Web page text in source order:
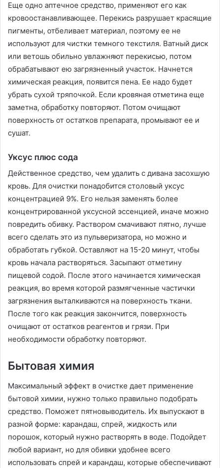
Еще одно аптечное средство, применяют его как
кровоостанавливающее. Перекись разрушает красящие
пигменты, отбеливает материал, поэтому ее не
используют для чистки темного текстиля. Ватный диск
или ветошь обильно увлажняют перекисью, потом
обрабатывают ею загрязненный участок. Начнется
химическая реакция, появится пена. Ее надо будет
убрать сухой тряпочкой. Если кровяная отметина еще
заметна, обработку повторяют. Потом очищают
поверхность от остатков препарата, промывают ее и
сушат.
Уксус плюс сода
Действенное средство, чем удалить с дивана засохшую
кровь. Для очистки понадобится столовый уксус
концентрацией 9%. Его нельзя заменять более
концентрированной уксусной эссенцией, иначе можно
повредить обивку. Раствором смачивают пятно, лучше
всего сделать это из пульверизатора, но можно и
обработать губкой. Оставляют на 15-20 минут, чтобы
кровь начала растворяться. Засыпают отметину
пищевой содой. После этого начинается химическая
реакция, во время которой размягченные частички
загрязнения выталкиваются на поверхность ткани.
После того как реакция закончится, поверхность
очищают от остатков реагентов и грязи. При
необходимости обработку повторяют.
Бытовая химия
Максимальный эффект в очистке дает применение
бытовой химии, нужно только правильно подобрать
средство. Поможет пятновыводитель. Их выпускают в
разной форме: карандаш, спрей, жидкость или
порошок, который нужно растворять в воде. Подойдет
любой вариант, но для обивки удобнее всего
использовать спрей и карандаш, которые обеспечивают